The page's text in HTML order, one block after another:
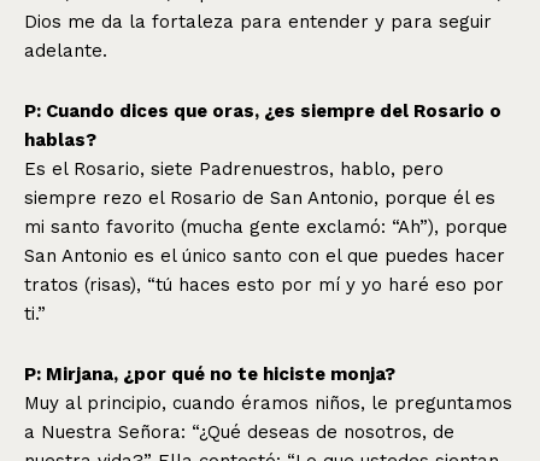
Dios me da la fortaleza para entender y para seguir
adelante.
P: Cuando dices que oras, ¿es siempre del Rosario o
hablas?
Es el Rosario, siete Padrenuestros, hablo, pero
siempre rezo el Rosario de San Antonio, porque él es
mi santo favorito (mucha gente exclamó: “Ah”), porque
San Antonio es el único santo con el que puedes hacer
tratos (risas), “tú haces esto por mí y yo haré eso por
ti.”
P: Mirjana, ¿por qué no te hiciste monja?
Muy al principio, cuando éramos niños, le preguntamos
a Nuestra Señora: “¿Qué deseas de nosotros, de